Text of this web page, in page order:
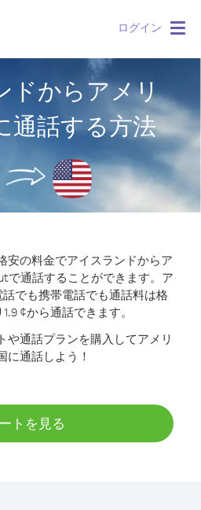
ログイン
ドからアメリ
通話する方法
安の料金でアイスランドからア
で通話することができます。 ア
でも携帯電話でも通話料は格
¢から通話できます。
や通話プランを購入してアメリ
に通話しよう！
トを見る